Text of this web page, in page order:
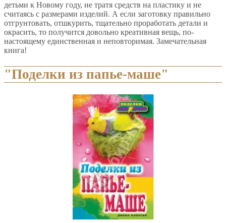
детьми к Новому году, не тратя средств на пластику и не
считаясь с размерами изделий. А если заготовку правильно
отгрунтовать, отшкурить, тщательно проработать детали и
окрасить, то получится довольно креативная вещь, по-
настоящему единственная и неповторимая. Замечательная
книга!
"Поделки из папье-маше"